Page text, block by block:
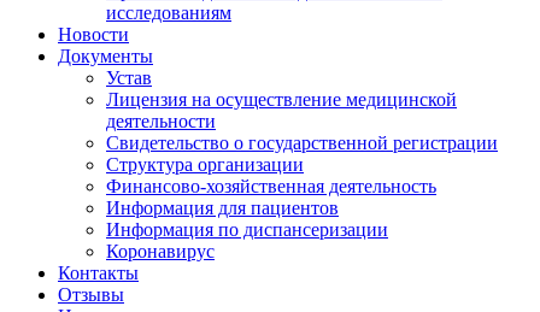
исследованиям
Новости
Документы
Устав
Лицензия на осуществление медицинской
деятельности
Свидетельство о государственной регистрации
Структура организации
Финансово-хозяйственная деятельность
Информация для пациентов
Информация по диспансеризации
Коронавирус
Контакты
Отзывы